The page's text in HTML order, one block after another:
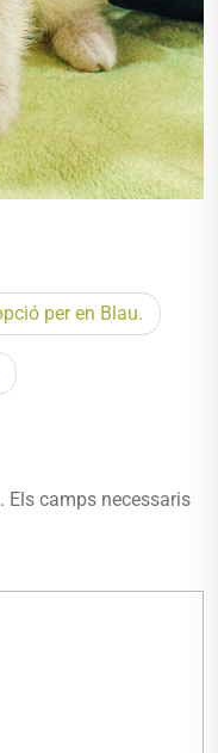
per en Blau.
Els camps necessaris